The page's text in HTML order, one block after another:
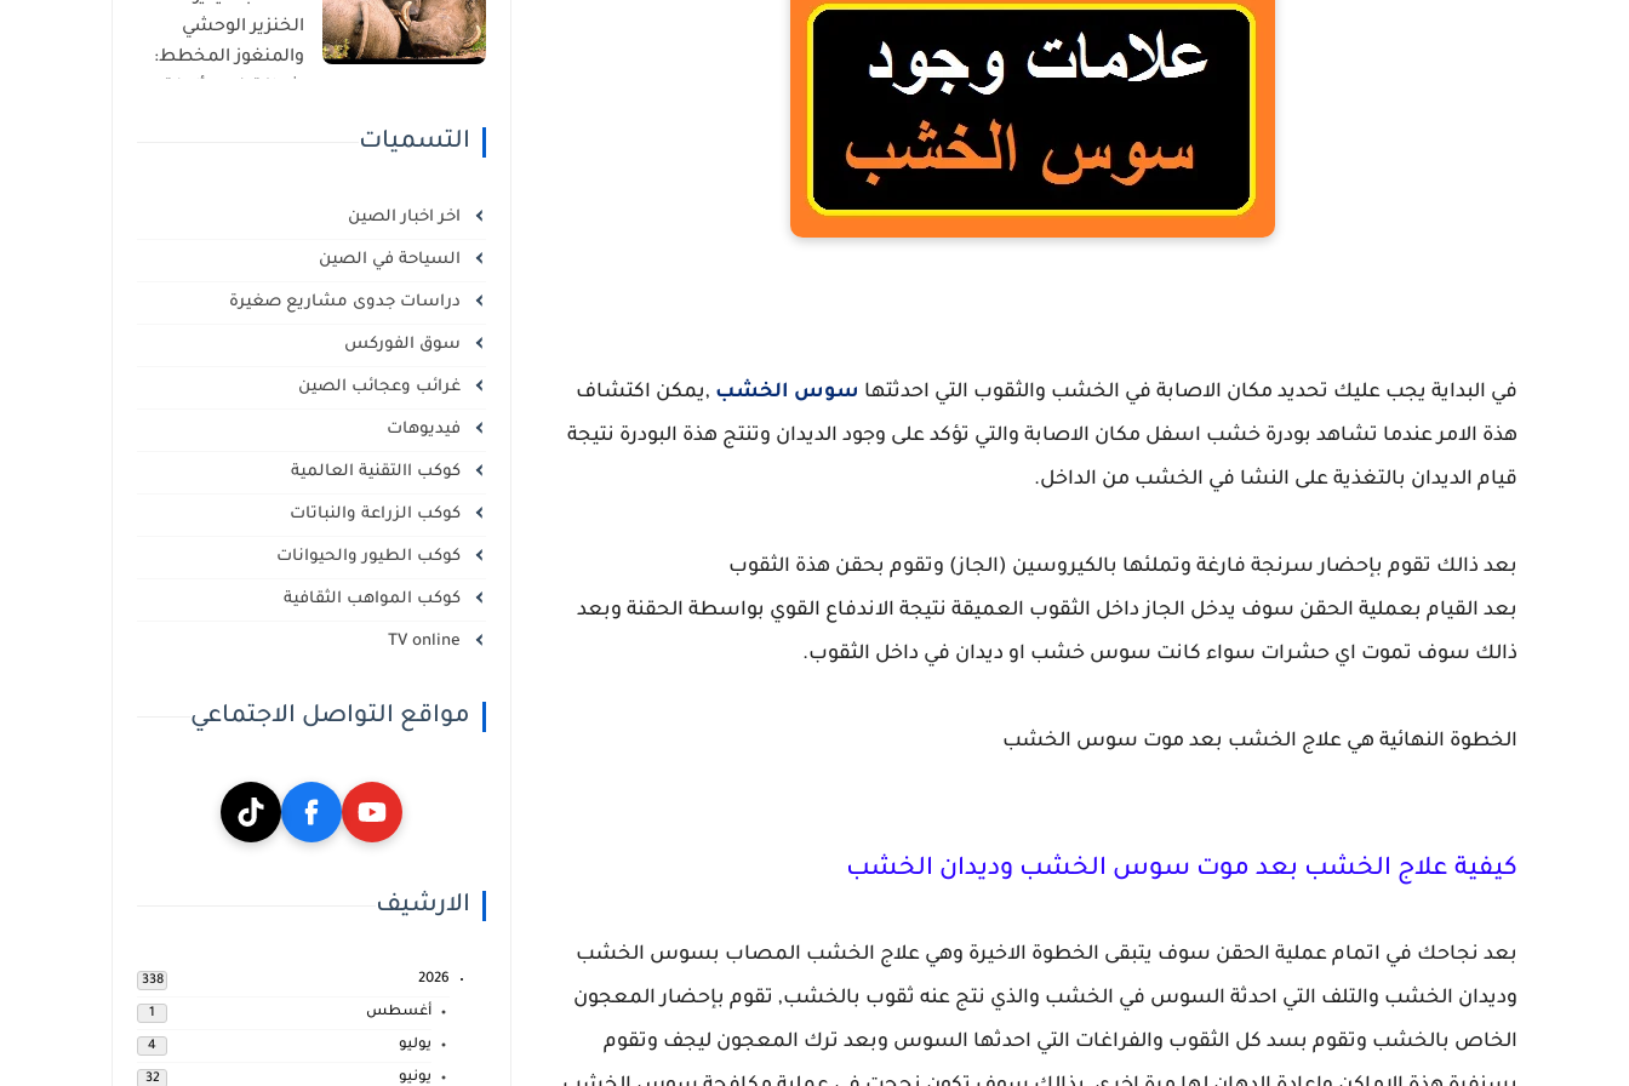
في البداية يجب عليك تحديد مكان الاصابة في الخشب والثقوب التي احدثتها سوس الخشب ,يمكن اكتشاف
هذة الامر عندما تشاهد بودرة خشب اسفل مكان الاصابة والتي تؤكد على وجود الديدان وتنتج هذة البودرة نتيجة
قيام الديدان بالتغذية على النشا في الخشب من الداخل.
بعد ذالك تقوم بإحضار سرنجة فارغة وتملئها بالكيروسين (الجاز) وتقوم بحقن هذة الثقوب
بعد القيام بعملية الحقن سوف يدخل الجاز داخل الثقوب العميقة نتيجة الاندفاع القوي بواسطة الحقنة وبعد
ذالك سوف تموت اي حشرات سواء كانت سوس خشب او ديدان في داخل الثقوب.
الخطوة النهائية هي علاج الخشب بعد موت سوس الخشب
كيفية علاج الخشب بعد موت سوس الخشب وديدان الخشب
بعد نجاحك في اتمام عملية الحقن سوف يتبقى الخطوة الاخيرة وهي علاج الخشب المصاب بسوس الخشب
وديدان الخشب والتلف التي احدثة السوس في الخشب والذي نتج عنه ثقوب بالخشب, تقوم بإحضار المعجون
الخاص بالخشب وتقوم بسد كل الثقوب والفراغات التي احدثها السوس وبعد ترك المعجون ليجف وتقوم
الخنزير الوحشي
والمنغوز المخطط:
التسميات
اخر اخبار الصين
السياحة في الصين
دراسات جدوى مشاريع صغيرة
سوق الفوركس
غرائب وعجائب الصين
فيديوهات
كوكب االتقنية العالمية
كوكب الزراعة والنباتات
كوكب الطيور والحيوانات
كوكب المواهب الثقافية
مواقع التواصل الاجتماعي
الارشيف
2026
338
أغسطس 1
يوليو 4
يونيو 32